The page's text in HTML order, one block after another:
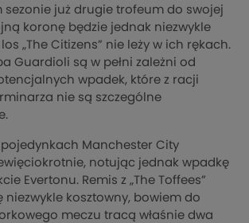
sezonie już drugie trofeum do swojej
koronę będzie jednak niezwykle
„The Citizens” nie leży w ich rękach.
Guardioli są w pełni zależni od
wpadek, które z racji
nie są szczególne
Manchester City
notując jednak wpadkę
Evertonu. Remis z „The Toffees”
niezwykle kosztowny, bowiem do
meczu tracą właśnie dwa